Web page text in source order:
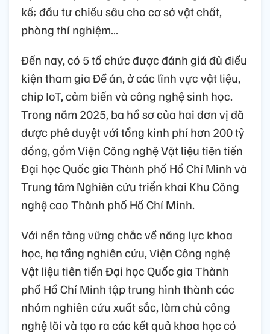
kể; đầu tư chiều sâu cho cơ sở vật chất,
phòng thí nghiệm…
Đến nay, có 5 tổ chức được đánh giá đủ điều
kiện tham gia Đề án, ở các lĩnh vực vật liệu,
chip IoT, cảm biến và công nghệ sinh học.
Trong năm 2025, ba hồ sơ của hai đơn vị đã
được phê duyệt với tổng kinh phí hơn 200 tỷ
đồng, gồm Viện Công nghệ Vật liệu tiên tiến
Đại học Quốc gia Thành phố Hồ Chí Minh và
Trung tâm Nghiên cứu triển khai Khu Công
nghệ cao Thành phố Hồ Chí Minh.
Với nền tảng vững chắc về năng lực khoa
học, hạ tầng nghiên cứu, Viện Công nghệ
Vật liệu tiên tiến Đại học Quốc gia Thành
phố Hồ Chí Minh tập trung hình thành các
nhóm nghiên cứu xuất sắc, làm chủ công
nghệ lõi và tạo ra các kết quả khoa học có